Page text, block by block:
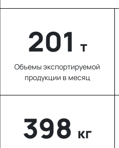
220 т
Объемы экспортируемой
продукции в месяц
542 кг